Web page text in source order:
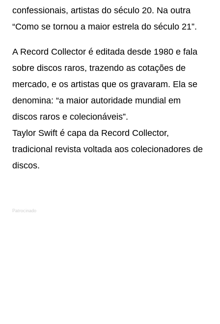
confessionais, artistas do século 20. Na outra
“Como se tornou a maior estrela do século 21”.
A Record Collector é editada desde 1980 e fala
sobre discos raros, trazendo as cotações de
mercado, e os artistas que os gravaram. Ela se
denomina: “a maior autoridade mundial em
discos raros e colecionáveis”.
Taylor Swift é capa da Record Collector,
tradicional revista voltada aos colecionadores de
discos.
Patrocinado